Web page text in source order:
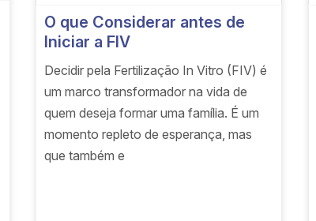
O que Considerar antes de
Iniciar a FIV
Decidir pela Fertilização In Vitro (FIV) é
um marco transformador na vida de
quem deseja formar uma família. É um
momento repleto de esperança, mas
que também e